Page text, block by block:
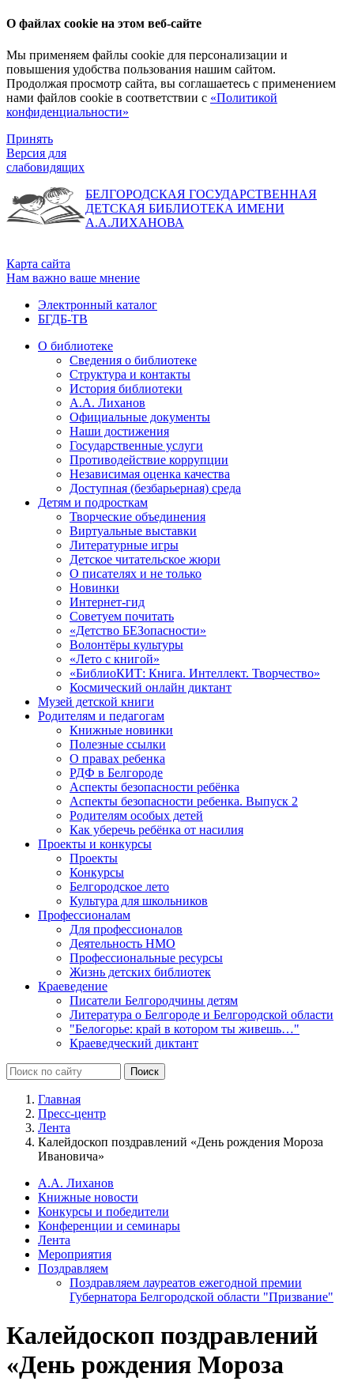
О файлах cookie на этом веб-сайте
Мы применяем файлы cookie для персонализации и
повышения удобства пользования нашим сайтом.
Продолжая просмотр сайта, вы соглашаетесь с применением
нами файлов cookie в соответствии с «Политикой
конфиденциальности»
Принять
Версия для
слабовидящих
БЕЛГОРОДСКАЯ ГОСУДАРСТВЕННАЯ
ДЕТСКАЯ БИБЛИОТЕКА ИМЕНИ
А.А.ЛИХАНОВА
Карта сайта
Нам важно ваше мнение
Электронный каталог
БГДБ-ТВ
О библиотеке
Сведения о библиотеке
Структура и контакты
История библиотеки
А.А. Лиханов
Официальные документы
Наши достижения
Государственные услуги
Противодействие коррупции
Независимая оценка качества
Доступная (безбарьерная) среда
Детям и подросткам
Творческие объединения
Виртуальные выставки
Литературные игры
Детское читательское жюри
О писателях и не только
Новинки
Интернет-гид
Советуем почитать
«Детство БЕЗопасности»
Волонтёры культуры
«Лето с книгой»
«БиблиоКИТ: Книга. Интеллект. Творчество»
Космический онлайн диктант
Музей детской книги
Родителям и педагогам
Книжные новинки
Полезные ссылки
О правах ребенка
РДФ в Белгороде
Аспекты безопасности ребёнка
Аспекты безопасности ребенка. Выпуск 2
Родителям особых детей
Как уберечь ребёнка от насилия
Проекты и конкурсы
Проекты
Конкурсы
Белгородское лето
Культура для школьников
Профессионалам
Для профессионалов
Деятельность НМО
Профессиональные ресурсы
Жизнь детских библиотек
Краеведение
Писатели Белгородчины детям
Литература о Белгороде и Белгородской области
"Белогорье: край в котором ты живешь…"
Краеведческий диктант
Главная
Пресс-центр
Лента
Калейдоскоп поздравлений «День рождения Мороза
Ивановича»
А.А. Лиханов
Книжные новости
Конкурсы и победители
Конференции и семинары
Лента
Мероприятия
Поздравляем
Поздравляем лауреатов ежегодной премии
Губернатора Белгородской области "Призвание"
Калейдоскоп поздравлений
«День рождения Мороза